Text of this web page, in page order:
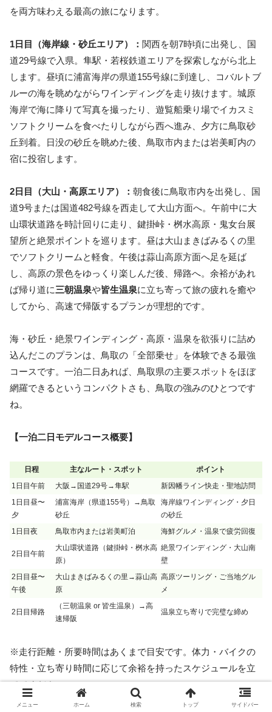
を両方味わえる最高の旅になります。
1日目（海岸線・砂丘エリア）： 関西を朝7時頃に出発し、国
道29号線で入県。隼駅・若桜鉄道エリアを探索しながら北上
します。昼頃に浦富海岸の県道155号線に到達し、コバルトブ
ルーの海を眺めながらワインディングを走り抜けます。城原
海岸で海に降りて写真を撮ったり、遊覧船乗り場でイカスミ
ソフトクリームを食べたりしながら西へ進み、夕方に鳥取砂
丘到着。日没の砂丘を眺めた後、鳥取市内または岩美町内の
宿に投宿します。
2日目（大山・高原エリア）： 朝食後に鳥取市内を出発し、国
道9号または国道482号線を西走して大山方面へ。午前中に大
山環状道路を時計回りに走り、鍵掛峠・桝水高原・鬼女台展
望所と絶景ポイントを巡ります。昼は大山まきばみるくの里
でソフトクリームと軽食。午後は蒜山高原方面へ足を延ば
し、高原の景色をゆっくり楽しんだ後、帰路へ。余裕があれ
ば帰り道に三朝温泉や皆生温泉に立ち寄って旅の疲れを癒や
してから、高速で帰阪するプランが理想的です。
海・砂丘・絶景ワインディング・高原・温泉を欲張りに詰め
込んだこのプランは、鳥取の「全部乗せ」を体験できる最強
コースです。 一泊二日あれば、鳥取県の主要スポットをほぼ
網羅できるというコンパクトさも、鳥取の強みのひとつです
ね。
【一泊二日モデルコース概要】
日程 主なルート・スポット
ポイント
1日目午前
大阪→国道29号→隼駅
新因幡ライン快走・聖地訪問
1日目昼〜
夕
浦富海岸（県道155号）→鳥取
砂丘
海岸線ワインディング・夕日
の砂丘
1日目夜
鳥取市内または岩美町泊 海鮮グルメ・温泉で疲労回復
2日目午前
大山環状道路（鍵掛峠・桝水高
原）
絶景ワインディング・大山南
壁
2日目昼〜
午後
大山まきばみるくの里→蒜山高
原
高原ツーリング・ご当地グル
メ
2日目帰路
（三朝温泉 or 皆生温泉）→高
速帰阪
温泉立ち寄りで完璧な締め
※走行距離・所要時間はあくまで目安です。体力・バイクの
特性・立ち寄り時間に応じて余裕を持ったスケジュールを立
ててください。
メニュー ホーム 検索 トップ サイドバー